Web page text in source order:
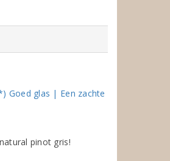
Goed glas | Een zachte
pinot gris!